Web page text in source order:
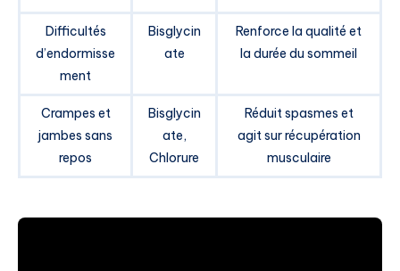
Difficultés
d’endormisse
ment
Bisglycin
ate
Renforce la qualité et
la durée du sommeil
Crampes et
jambes sans
repos
Bisglycin
ate,
Chlorure
Réduit spasmes et
agit sur récupération
musculaire